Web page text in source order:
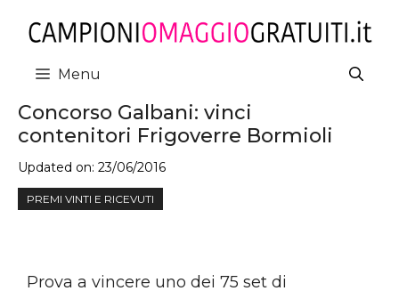
contenuto
Menu
Concorso Galbani: vinci
contenitori Frigoverre Bormioli
Updated on: 23/06/2016
PREMI VINTI E RICEVUTI
Prova a vincere uno dei 75 set di